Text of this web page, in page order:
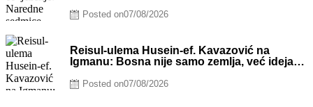
Posted on07/08/2026
Reisul-ulema Husein-ef. Kavazović na
Igmanu: Bosna nije samo zemlja, već ideja
Posted on07/08/2026